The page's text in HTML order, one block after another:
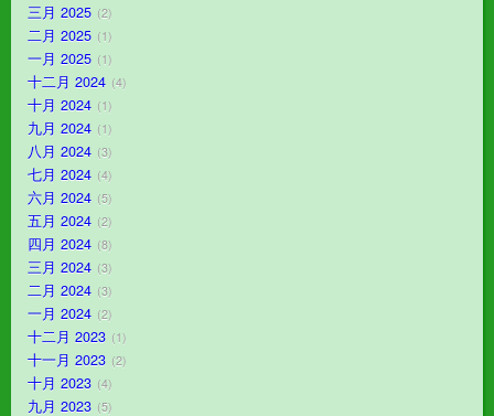
三月 2025 2
二月 2025 1
一月 2025 1
十二月 2024 4
十月 2024 1
九月 2024 1
八月 2024 3
七月 2024 4
六月 2024 5
五月 2024 2
四月 2024 8
三月 2024 3
二月 2024 3
一月 2024 2
十二月 2023 1
十一月 2023 2
十月 2023 4
九月 2023 5